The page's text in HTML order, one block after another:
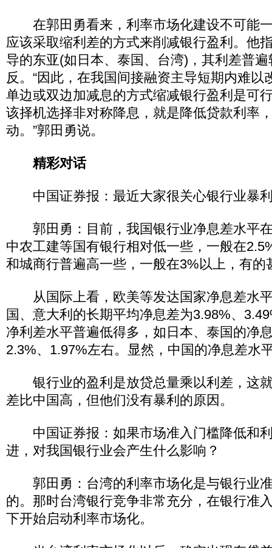
在郭田勇看来，利率市场化建设不可能
应该采取缩利差的方式来削减银行盈利。他
导的东亚(如日本、泰国、台湾)，其利差普
反。“因此，在我国间接融资主导短期内难以
单边或双边加减息的方式缩减银行盈利是可
该择机选择非对称降息，就是降低贷款利率
动。”郭田勇说。
精彩对话
中国证券报：最近大家很关心银行业暴
郭田勇：目前，我国银行业净息差水平
中农工建等国有银行相对低一些，一般在
和城商行普遍高一些，一般在3%以上，有的
从国际上看，欧美等发达国家净息差水
国、意大利的长期平均净息差为3.98%、
净利差水平普遍低得多，如日本、泰国的净
2.3%、1.97%左右。显然，中国的净息差水
银行业的盈利是放贷总量乘以利差，这
差比中国高，但他们没有暴利的原因。
中国证券报：如果市场准入门槛降低和
进，对我国银行业会产生什么影响？
郭田勇：台湾的利率市场化是与银行业
的。那时台湾银行竞争非常充分，在银行准
下开始启动利率市场化。